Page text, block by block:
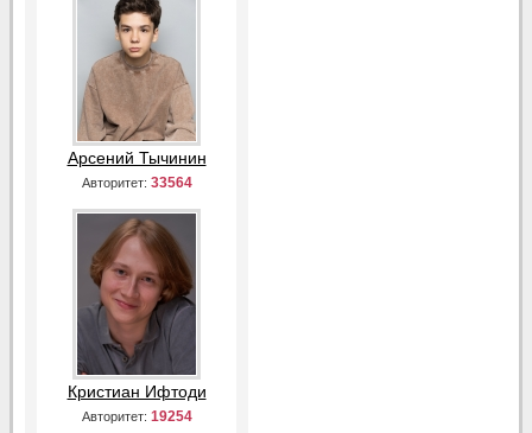
Арсений Тычинин
Авторитет: 33564
Кристиан Ифтоди
Авторитет: 19254